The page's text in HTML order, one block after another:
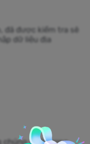
đã được kiểm tra sẽ
dữ liệu địa
chúng về thương